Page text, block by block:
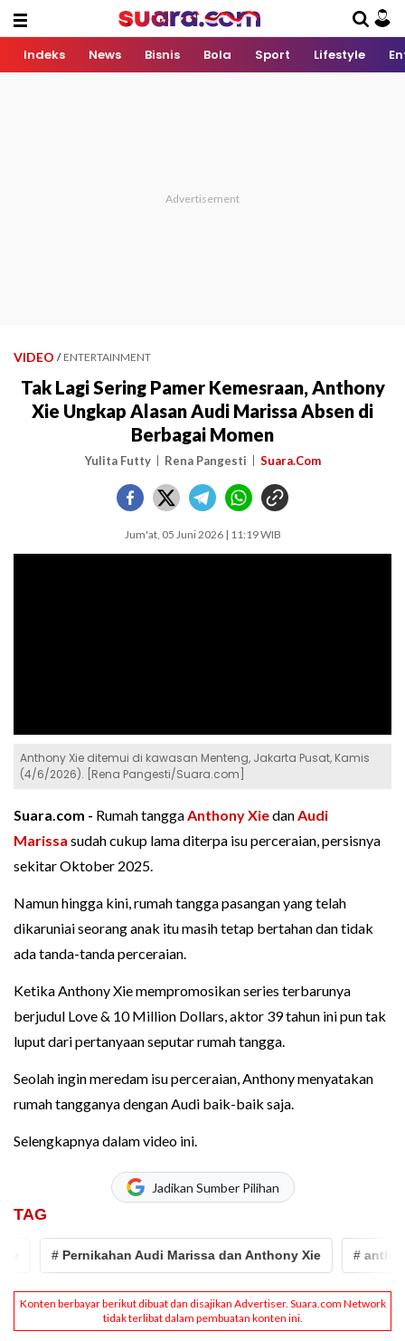
Indeks News Bisnis Bola Sport Lifestyle
VIDEO / ENTERTAINMENT
Tak Lagi Sering Pamer Kemesraan, Anthony
Xie Ungkap Alasan Audi Marissa Absen di
Berbagai Momen
Yulita Futty Rena Pangesti Suara.Com
Jum'at, 05 Juni 2026 | 11:19 WIB
Anthony Xie ditemui di kawasan Menteng, Jakarta Pusat, Kamis
(4/6/2026). [Rena Pangesti/Suara.com]
Suara.com - Rumah tanggaAnthony XiedanAudi
Marissa sudah cukup lama diterpa isu perceraian, persisnya
sekitar Oktober 2025.
Namun hingga kini, rumah tangga pasangan yang telah
dikaruniai seorang anak itu masih tetap bertahan dan tidak
ada tanda-tanda perceraian.
Ketika Anthony Xie mempromosikan series terbarunya
berjudul Love & 10 Million Dollars, aktor 39 tahun ini pun tak
luput dari pertanyaan seputar rumah tangga.
Seolah ingin meredam isu perceraian, Anthony menyatakan
rumah tangganya dengan Audi baik-baik saja.
Selengkapnya dalam video ini.
Jadikan Sumber Pilihan
TAG
# Pernikahan Audi Marissa dan Anthony Xie # anthony